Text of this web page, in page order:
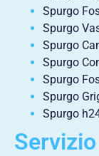
Spurgo
Spurgo
Spurgo
Spurgo
Spurgo
Spurgo
Spurgo